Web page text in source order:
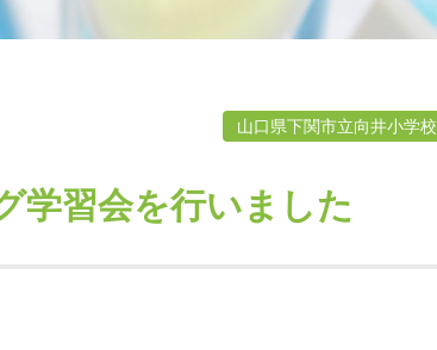
山口県下関市立向井小学校
学習会を行いました